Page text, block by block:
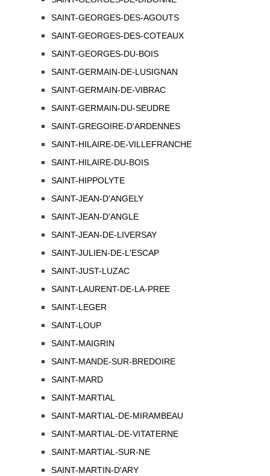
SAINT-GEORGES-DES-AGOUTS
SAINT-GEORGES-DES-COTEAUX
SAINT-GEORGES-DU-BOIS
SAINT-GERMAIN-DE-LUSIGNAN
SAINT-GERMAIN-DE-VIBRAC
SAINT-GERMAIN-DU-SEUDRE
SAINT-GREGOIRE-D'ARDENNES
SAINT-HILAIRE-DE-VILLEFRANCHE
SAINT-HILAIRE-DU-BOIS
SAINT-HIPPOLYTE
SAINT-JEAN-D'ANGELY
SAINT-JEAN-D'ANGLE
SAINT-JEAN-DE-LIVERSAY
SAINT-JULIEN-DE-L'ESCAP
SAINT-JUST-LUZAC
SAINT-LAURENT-DE-LA-PREE
SAINT-LEGER
SAINT-LOUP
SAINT-MAIGRIN
SAINT-MANDE-SUR-BREDOIRE
SAINT-MARD
SAINT-MARTIAL
SAINT-MARTIAL-DE-MIRAMBEAU
SAINT-MARTIAL-DE-VITATERNE
SAINT-MARTIAL-SUR-NE
SAINT-MARTIN-D'ARY